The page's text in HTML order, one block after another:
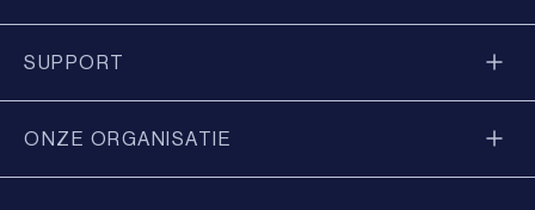
SUPPORT
ONZE ORGANISATIE